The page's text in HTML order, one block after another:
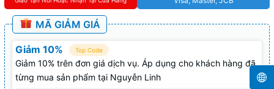
MÃ GIẢM GIÁ
Giảm 10% Top Code
Giảm 10% trên đơn giá dịch vụ. Áp dụng cho khách hàng đã
từng mua sản phẩm tại Nguyễn Linh